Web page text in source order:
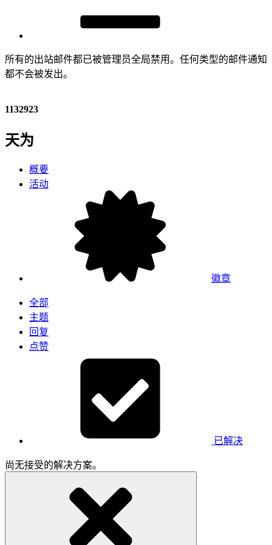
所有的出站邮件都已被管理员全局禁用。任何类型的邮件通知
都不会被发出。
1132923
天为
概要
活动
徽章
全部
主题
回复
点赞
已解决
尚无接受的解决方案。